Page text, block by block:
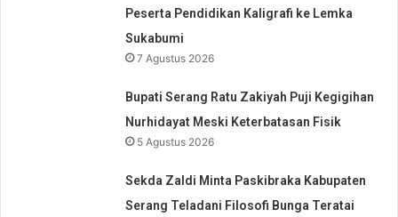
Peserta Pendidikan Kaligrafi ke Lemka
Sukabumi
7 Agustus 2026
Bupati Serang Ratu Zakiyah Puji Kegigihan
Nurhidayat Meski Keterbatasan Fisik
5 Agustus 2026
Sekda Zaldi Minta Paskibraka Kabupaten
Serang Teladani Filosofi Bunga Teratai